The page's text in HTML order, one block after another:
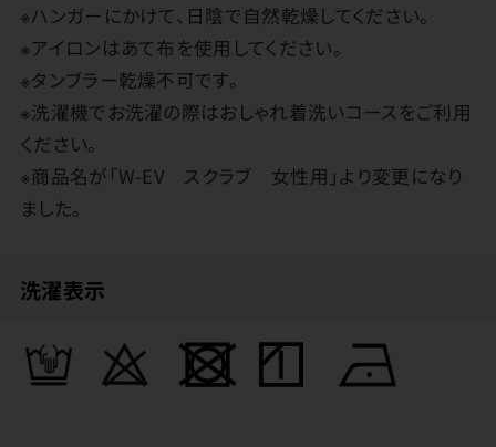
※ハンガーにかけて、日陰で自然乾燥してください。
※アイロンはあて布を使用してください。
※タンブラー乾燥不可です。
※洗濯機でお洗濯の際はおしゃれ着洗いコースをご利用
ください。
※商品名が「W-EV スクラブ 女性用」より変更になり
ました。
洗濯表示